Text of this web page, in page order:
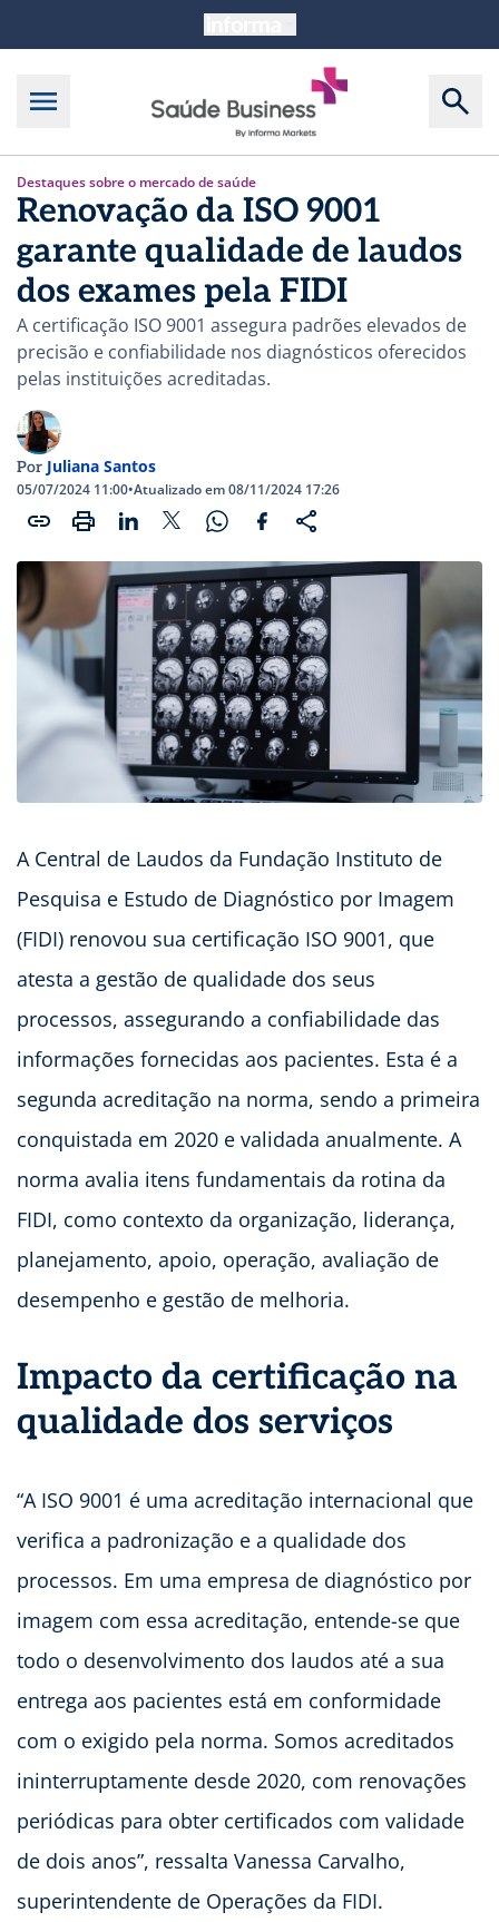
Destaques sobre o mercado de saúde
Renovação da ISO 9001
garante qualidade de laudos
dos exames pela FIDI
A certificação ISO 9001 assegura padrões elevados de
precisão e confiabilidade nos diagnósticos oferecidos
pelas instituições acreditadas.
Por Juliana Santos
05/07/2024 11:00•Atualizado em 08/11/2024 17:26
A Central de Laudos da Fundação Instituto de
Pesquisa e Estudo de Diagnóstico por Imagem
(FIDI) renovou sua certificação ISO 9001, que
atesta a gestão de qualidade dos seus
processos, assegurando a confiabilidade das
informações fornecidas aos pacientes. Esta é a
segunda acreditação na norma, sendo a primeira
conquistada em 2020 e validada anualmente. A
norma avalia itens fundamentais da rotina da
FIDI, como contexto da organização, liderança,
planejamento, apoio, operação, avaliação de
desempenho e gestão de melhoria.
Impacto da certificação na
qualidade dos serviços
“A ISO 9001 é uma acreditação internacional que
verifica a padronização e a qualidade dos
processos. Em uma empresa de diagnóstico por
imagem com essa acreditação, entende-se que
todo o desenvolvimento dos laudos até a sua
entrega aos pacientes está em conformidade
com o exigido pela norma. Somos acreditados
ininterruptamente desde 2020, com renovações
periódicas para obter certificados com validade
de dois anos”, ressalta Vanessa Carvalho,
superintendente de Operações da FIDI.